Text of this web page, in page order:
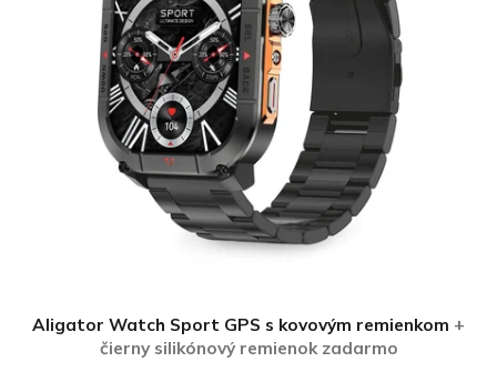
Aligator Watch Sport GPS s kovovým remienkom +
čierny silikónový remienok zadarmo